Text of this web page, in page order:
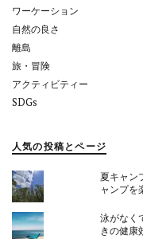
ワーケーション
自然の良さ
離島
旅・冒険
アクティビティー
SDGs
人気の投稿とページ
夏キャン
ャンプを
泳がなく
きの健康